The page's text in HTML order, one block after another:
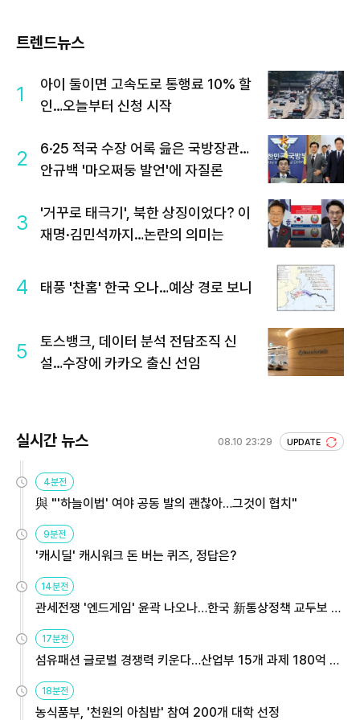
트렌드뉴스
1
아이 둘이면 고속도로 통행료 10% 할
인…오늘부터 신청 시작
2
6·25 적국 수장 어록 읊은 국방장관…
안규백 '마오쩌둥 발언'에 자질론
3
'거꾸로 태극기', 북한 상징이었다? 이
재명·김민석까지…논란의 의미는
4 태풍 '찬홈' 한국 오나…예상 경로 보니
5
토스뱅크, 데이터 분석 전담조직 신
설…수장에 카카오 출신 선임
실시간 뉴스 08.10 23:29 UPDATE
4분전
與 "'하늘이법' 여야 공동 발의 괜찮아…그것이 협치"
9분전
'캐시딜' 캐시워크 돈 버는 퀴즈, 정답은?
14분전
관세전쟁 '엔드게임' 윤곽 나오나…한국 新통상정책 교두보 활
17분전
섬유패션 글로벌 경쟁력 키운다…산업부 15개 과제 180억 지
18분전
농식품부, '천원의 아침밥' 참여 200개 대학 선정